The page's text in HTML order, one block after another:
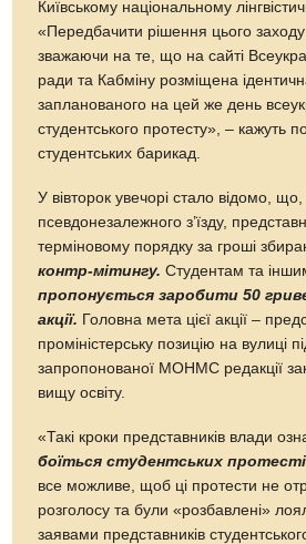
Київському національному
«Передбачити рішення цього
зважаючи на те, що на сайті
ради та Кабміну розміщена
запланованого на цей же день
студентського протесту», – кажуть
студентських барикад.
У вівторок увечорі стало відомо, що,
псевдонезалежного з’їзду,
терміновому порядку за гроші
контр-мітингу. Студентам та
пропонується заробити 50
акції. Головна мета цієї акції –
проміністерську позицію на вулиці
запропонованої МОНМС редакції
вищу освіту.
«Такі кроки представників влади
боїться студентських
все можливе, щоб ці протести не
розголосу та були «розбавлені»
заявами представників